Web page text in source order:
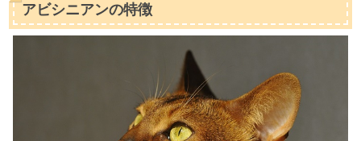
アビシニアンの特徴